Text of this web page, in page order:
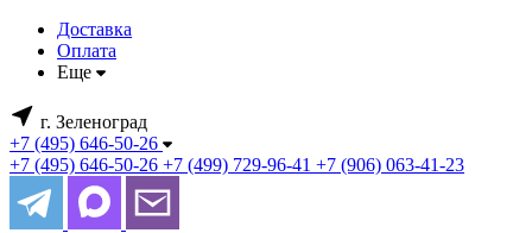
Доставка
Оплата
Еще
г. Зеленоград
+7 (495) 646-50-26
+7 (495) 646-50-26 +7 (499) 729-96-41 +7 (906) 063-41-23